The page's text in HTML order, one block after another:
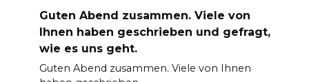
Guten Abend zusammen. Viele von
Ihnen haben geschrieben und gefragt,
wie es uns geht.
Guten Abend zusammen. Viele von Ihnen